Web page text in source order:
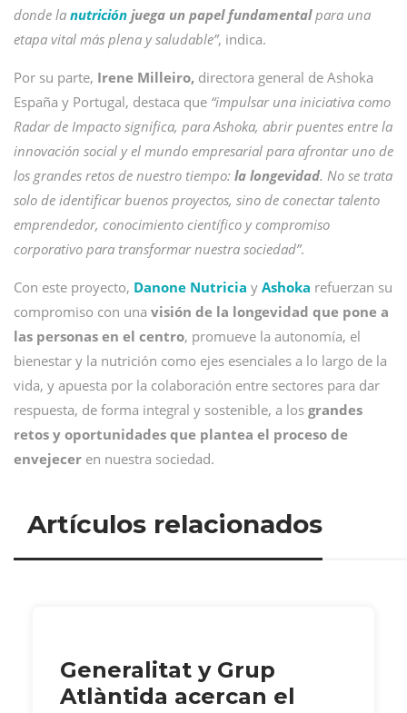
donde la nutrición juega un papel fundamentalpara una
etapa vital más plena y saludable”, indica.
Por su parte, Irene Milleiro, directora general de Ashoka
España y Portugal, destaca que “impulsar una iniciativa como
Radar de Impacto significa, para Ashoka, abrir puentes entre la
innovación social y el mundo empresarial para afrontar uno de
los grandes retos de nuestro tiempo: la longevidad. No se trata
solo de identificar buenos proyectos, sino de conectar talento
emprendedor, conocimiento científico y compromiso
corporativo para transformar nuestra sociedad”.
Con este proyecto, Danone Nutricia y Ashoka refuerzan su
compromiso con una visión de la longevidad que pone a
las personas en el centro, promueve la autonomía, el
bienestar y la nutrición como ejes esenciales a lo largo de la
vida, y apuesta por la colaboración entre sectores para dar
respuesta, de forma integral y sostenible, a los grandes
retos y oportunidades que plantea el proceso de
envejecer en nuestra sociedad.
Artículos relacionados
Generalitat y Grup
Atlàntida acercan el